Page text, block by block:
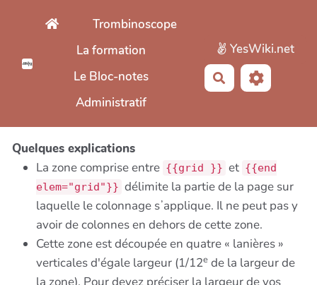
Aller au contenu principal
Trombinoscope
La formation
Le Bloc-notes
Administratif
YesWiki.net
Rechercher
Quelques explications
La zone comprise entre {{grid }} et {{end
elem="grid"}} délimite la partie de la page sur
laquelle le colonnage sʼapplique. Il ne peut pas y
avoir de colonnes en dehors de cette zone.
Cette zone est découpée en quatre « lanières »
verticales d'égale largeur (1/12e de la largeur de